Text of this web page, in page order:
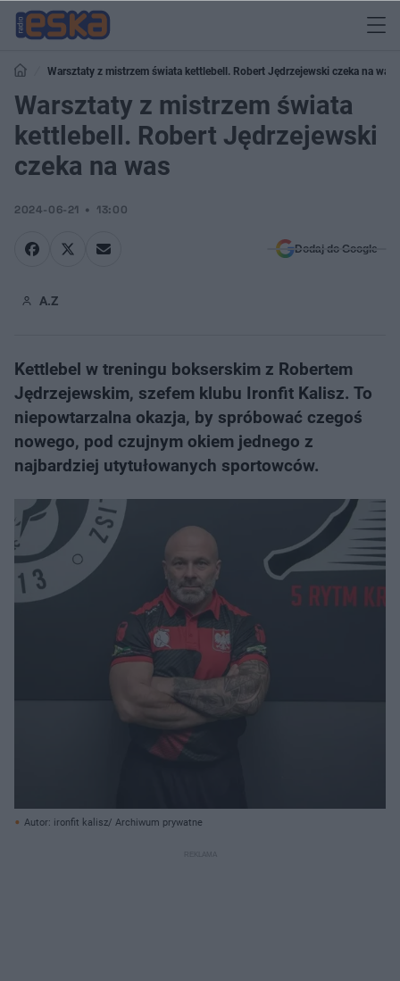
Warsztaty z mistrzem świata kettlebell. Robert Jędrzejewski czeka na was
Warsztaty z mistrzem świata
kettlebell. Robert Jędrzejewski
czeka na was
2024-06-21 13:00
Dodaj do Google
A.Z
Kettlebel w treningu bokserskim z Robertem
Jędrzejewskim, szefem klubu Ironfit Kalisz. To
niepowtarzalna okazja, by spróbować czegoś
nowego, pod czujnym okiem jednego z
najbardziej utytułowanych sportowców.
Autor: ironfit kalisz/ Archiwum prywatne